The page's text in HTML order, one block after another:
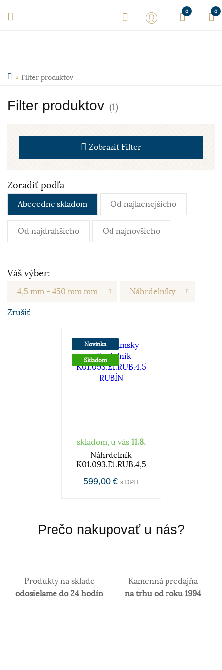
0 0
Filter produktov
Filter produktov (1)
Zobraziť Filter
Zoradiť podľa
Abecedne skladom Od najlacnejšieho
Od najdrahšieho Od najnovšieho
Váš výber:
4,5 mm - 450 mm mm Náhrdelníky
Zrušiť
Novinka
Skladom
skladom, u vás 11.8.
Náhrdelník
K01.093.E1.RUB.4,5
599,00 € s DPH
Prečo nakupovať u nás?
Produkty na sklade
odosielame do 24 hodín
Kamenná predajňa
na trhu od roku 1994